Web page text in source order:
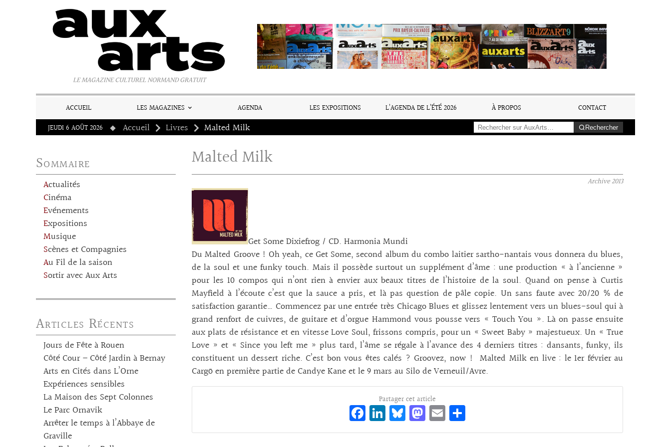
LE MAGAZINE CULTUREL NORMAND GRATUIT
ACCUEIL LES MAGAZINES AGENDA LES EXPOSITIONS L’AGENDA DE L’ÉTÉ 2026 À PROPOS
CONTACT
JEUDI 6 AOÛT 2026
Accueil Livres Malted Milk Rechercher
Sommaire
Actualités
Cinéma
Evénements
Expositions
Musique
Scènes et Compagnies
Au Fil de la saison
Sortir avec Aux Arts
Articles Récents
Jours de Fête à Rouen
Côté Cour – Côté Jardin à Bernay
Arts en Cités dans L’Orne
Expériences sensibles
La Maison des Sept Colonnes
Le Parc Ornavik
Arrêter le temps à l’Abbaye de
Graville
Malted Milk
Archive2013
Get Some Dixiefrog / CD. Harmonia Mundi
Du Malted Groove ! Oh yeah, ce Get Some, second album du combo laitier sartho-nantais vous donnera du blues,
de la soul et une funky touch. Mais il possède surtout un supplément d’âme : une production « à l’ancienne »
pour les 10 compos qui n’ont rien à envier aux beaux titres de l’histoire de la soul. Quand on pense à Curtis
Mayfield à l’écoute c’est que la sauce a pris, et là pas question de pâle copie. Un sans faute avec 20/20 % de
satisfaction garantie… Commencez par une entrée très Chicago Blues et glissez lentement vers un blues-soul qui à
grand renfort de cuivres, de guitare et d’orgue Hammond vous pousse vers « Touch You ». Là on passe ensuite
aux plats de résistance et en vitesse Love Soul, frissons compris, pour un « Sweet Baby » majestueux. Un « True
Love » et « Since you left me » plus tard, l’âme se régale à l’avance des 4 derniers titres : dansants, funky, ils
constituent un dessert riche. C’est bon vous êtes calés ? Groovez, now ! Malted Milk en live : le 1er février au
Cargö en première partie de Candye Kane et le 9 mars au Silo de Verneuil/Avre.
Partager cet article
Fa
ce
Li
n
Bl
ue
M
as
E
m rt
Panneau de gestion des cookies